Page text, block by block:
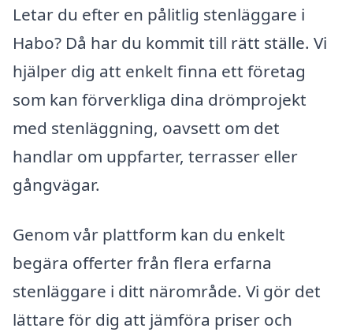
Letar du efter en pålitlig stenläggare i
Habo? Då har du kommit till rätt ställe. Vi
hjälper dig att enkelt finna ett företag
som kan förverkliga dina drömprojekt
med stenläggning, oavsett om det
handlar om uppfarter, terrasser eller
gångvägar.
Genom vår plattform kan du enkelt
begära offerter från flera erfarna
stenläggare i ditt närområde. Vi gör det
lättare för dig att jämföra priser och